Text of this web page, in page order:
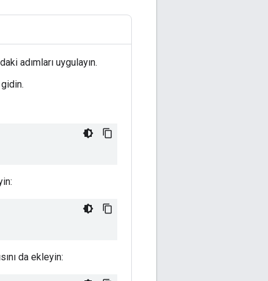
adımları uygulayın.
da ekleyin: